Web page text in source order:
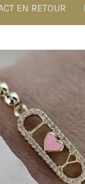
EN RETOUR